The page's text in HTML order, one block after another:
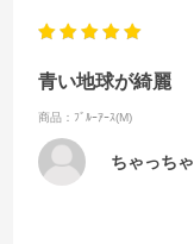
青い地球が綺麗
商品：ﾌﾞﾙｰｱｰｽ(M)
ちゃっちゃ